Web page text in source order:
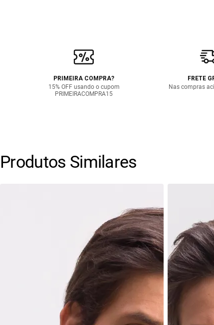
PRIMEIRA COMPRA?
15% OFF usando o cupom
PRIMEIRACOMPRA15
FRETE
Nas compras
Produtos Similares